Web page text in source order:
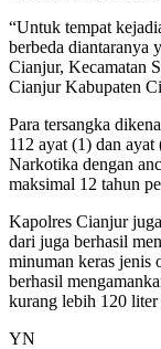
“Untuk tempat
berbeda diantaranya
Cianjur, Kecamatan
Cianjur Kabupaten
Para tersangka
112 ayat (1) dan
Narkotika dengan
maksimal 12 tahun
Kapolres Cianjur
dari juga berhasil
minuman keras jenis
berhasil
kurang lebih 120 liter
YN